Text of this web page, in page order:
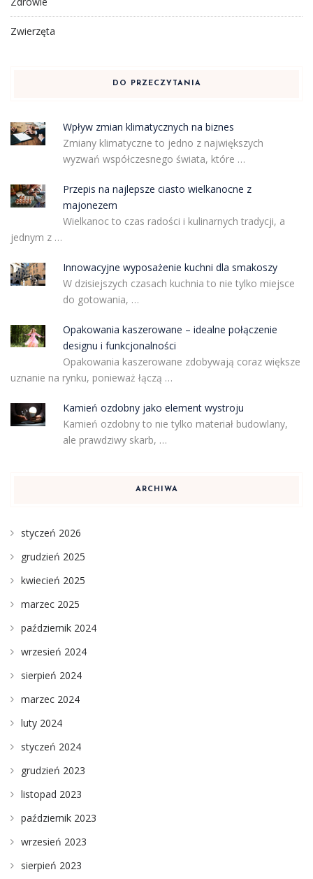
Zwierzęta
DO PRZECZYTANIA
Wpływ zmian klimatycznych na biznes
Zmiany klimatyczne to jedno z największych
wyzwań współczesnego świata, które …
Przepis na najlepsze ciasto wielkanocne z
majonezem
Wielkanoc to czas radości i kulinarnych tradycji, a
jednym z …
Innowacyjne wyposażenie kuchni dla smakoszy
W dzisiejszych czasach kuchnia to nie tylko miejsce
do gotowania, …
Opakowania kaszerowane – idealne połączenie
designu i funkcjonalności
Opakowania kaszerowane zdobywają coraz większe
uznanie na rynku, ponieważ łączą …
Kamień ozdobny jako element wystroju
Kamień ozdobny to nie tylko materiał budowlany,
ale prawdziwy skarb, …
ARCHIWA
styczeń 2026
grudzień 2025
kwiecień 2025
marzec 2025
październik 2024
wrzesień 2024
sierpień 2024
marzec 2024
luty 2024
styczeń 2024
grudzień 2023
listopad 2023
październik 2023
wrzesień 2023
sierpień 2023